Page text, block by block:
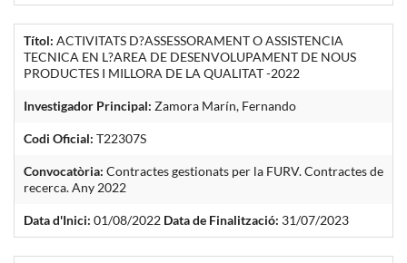
Títol: ACTIVITATS D?ASSESSORAMENT O ASSISTENCIA
TECNICA EN L?AREA DE DESENVOLUPAMENT DE NOUS
PRODUCTES I MILLORA DE LA QUALITAT -2022
Investigador Principal: Zamora Marín, Fernando
Codi Oficial: T22307S
Convocatòria: Contractes gestionats per la FURV. Contractes de
recerca. Any 2022
Data d'Inici: 01/08/2022 Data de Finalització: 31/07/2023